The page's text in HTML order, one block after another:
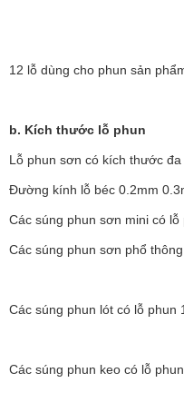
12 lỗ dùng cho phun sản
b. Kích thước lỗ phun
Lỗ phun sơn có kích thước
Đường kính lỗ béc 0.2mm
Các súng phun sơn mini có
Các súng phun sơn phổ
Các súng phun lót có lỗ phun
Các súng phun keo có lỗ